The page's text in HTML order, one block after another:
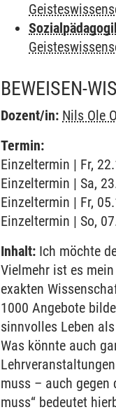
BEWEISEN-
Dozent/in: Nils Ole
Termin:
Einzeltermin | Fr,
Einzeltermin | Sa,
Einzeltermin | Fr,
Einzeltermin | So,
Inhalt: Ich möchte
Vielmehr ist es
exakten
1000 Angebote
sinnvolles Leben
Was könnte auch
muss – auch gegen
muss“ bedeutet